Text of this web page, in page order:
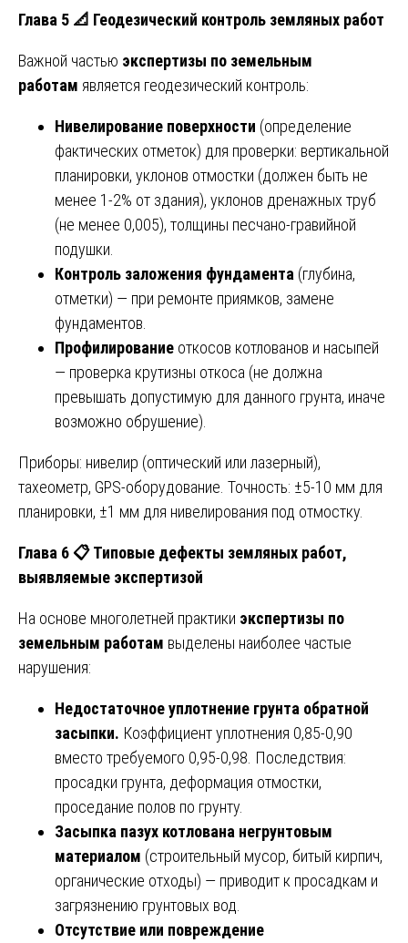
Глава 5 📐 Геодезический контроль земляных работ
Важной частью экспертизы по земельным
работам является геодезический контроль:
Нивелирование поверхности (определение
фактических отметок) для проверки: вертикальной
планировки, уклонов отмостки (должен быть не
менее 1-2% от здания), уклонов дренажных труб
(не менее 0,005), толщины песчано-гравийной
подушки.
Контроль заложения фундамента (глубина,
отметки) — при ремонте приямков, замене
фундаментов.
Профилирование откосов котлованов и насыпей
— проверка крутизны откоса (не должна
превышать допустимую для данного грунта, иначе
возможно обрушение).
Приборы: нивелир (оптический или лазерный),
тахеометр, GPS-оборудование. Точность: ±5-10 мм для
планировки, ±1 мм для нивелирования под отмостку.
Глава 6📋Типовые дефекты земляных работ,
выявляемые экспертизой
На основе многолетней практики экспертизы по
земельным работам выделены наиболее частые
нарушения:
Недостаточное уплотнение грунта обратной
засыпки. Коэффициент уплотнения 0,85-0,90
вместо требуемого 0,95-0,98. Последствия:
просадки грунта, деформация отмостки,
проседание полов по грунту.
Засыпка пазух котлована негрунтовым
материалом (строительный мусор, битый кирпич,
органические отходы) — приводит к просадкам и
загрязнению грунтовых вод.
Отсутствие или повреждение